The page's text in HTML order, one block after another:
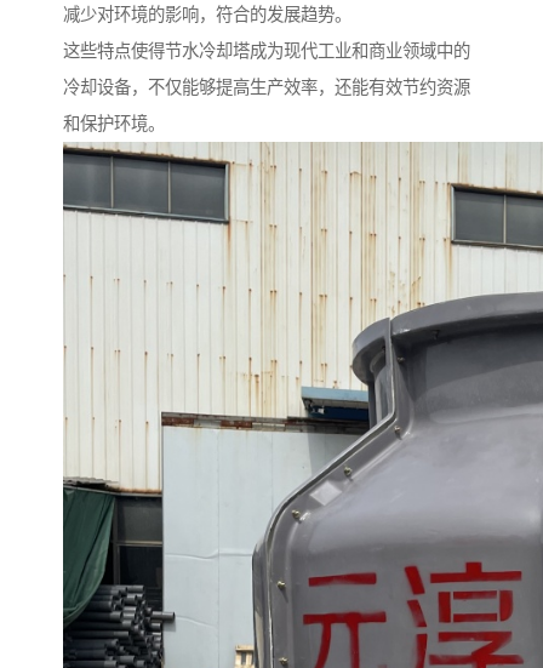
减少对环境的影响，符合的发展趋势。
这些特点使得节水冷却塔成为现代工业和商业领域中的
冷却设备，不仅能够提高生产效率，还能有效节约资源
和保护环境。